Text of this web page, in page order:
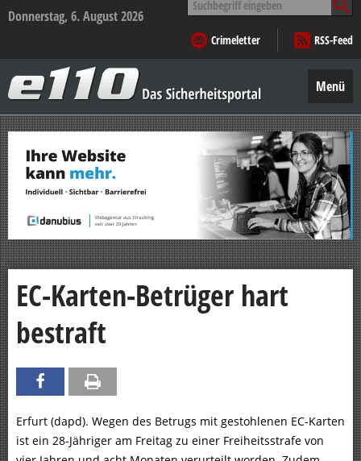
Donnerstag, 6. August 2026
nach:
Crimeletter
RSS-Feed
–
Das
Sicherheitsportal
Menü
Zum
Inhalt
springen
EC-Karten-Betrüger hart
bestraft
Erfurt (dapd). Wegen des Betrugs mit gestohlenen EC-Karten
ist ein 28-Jähriger am Freitag zu einer Freiheitsstrafe von